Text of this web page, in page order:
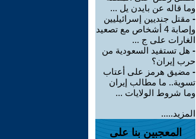
وما قاله عن بايدن يل ...
- مقتل جنديين إسرائيليين
وإصابة 4 أشخاص مع تصعيد
الغارات على ج ...
- هل تستفيد السعودية من
حرب إيران؟
- مضيق هرمز على أعتاب
تسوية.. ما مطالب إيران
وما شروط الولايات ...
المزيد.....
المعجبين بنا على